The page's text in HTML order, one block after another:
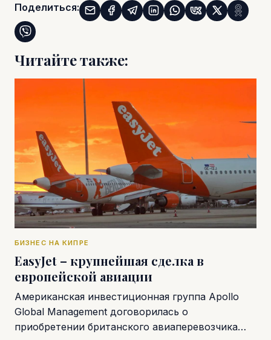
Поделиться:
Читайте также:
БИЗНЕС НА КИПРЕ
EasyJet – крупнейшая сделка в
европейской авиации
Американская инвестиционная группа Apollo
Global Management договорилась о
приобретении британского авиаперевозчика…